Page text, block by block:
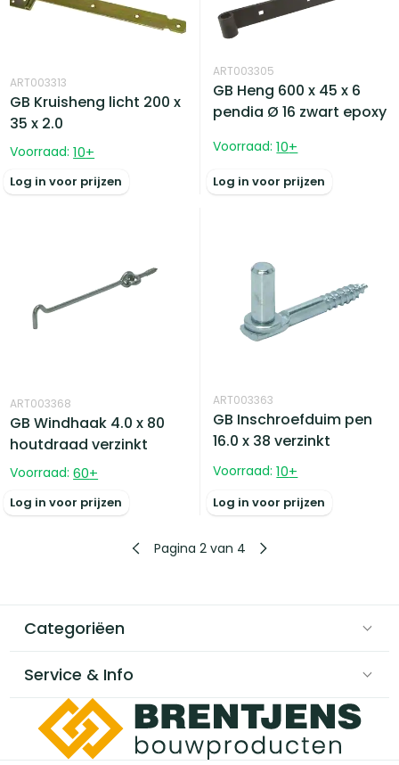
ART003313
GB Kruisheng licht 200 x
35 x 2.0
Voorraad: 10+
Log in voor prijzen
ART003305
GB Heng 600 x 45 x 6
pendia Ø 16 zwart epoxy
Voorraad: 10+
Log in voor prijzen
ART003368
GB Windhaak 4.0 x 80
houtdraad verzinkt
Voorraad: 60+
Log in voor prijzen
ART003363
GB Inschroefduim pen
16.0 x 38 verzinkt
Voorraad: 10+
Log in voor prijzen
Pagina 2 van 4
Categoriëen
Service & Info